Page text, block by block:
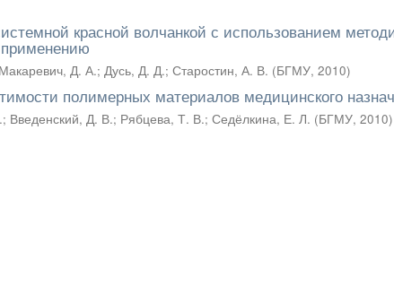
красной волчанкой с использованием
Макаревич, Д. А.; Дусь, Д. Д.; Старостин, А. В. (БГМУ, 2010)
полимерных материалов медицинского
; Введенский, Д. В.; Рябцева, Т. В.; Седёлкина, Е. Л. (БГМУ, 2010)